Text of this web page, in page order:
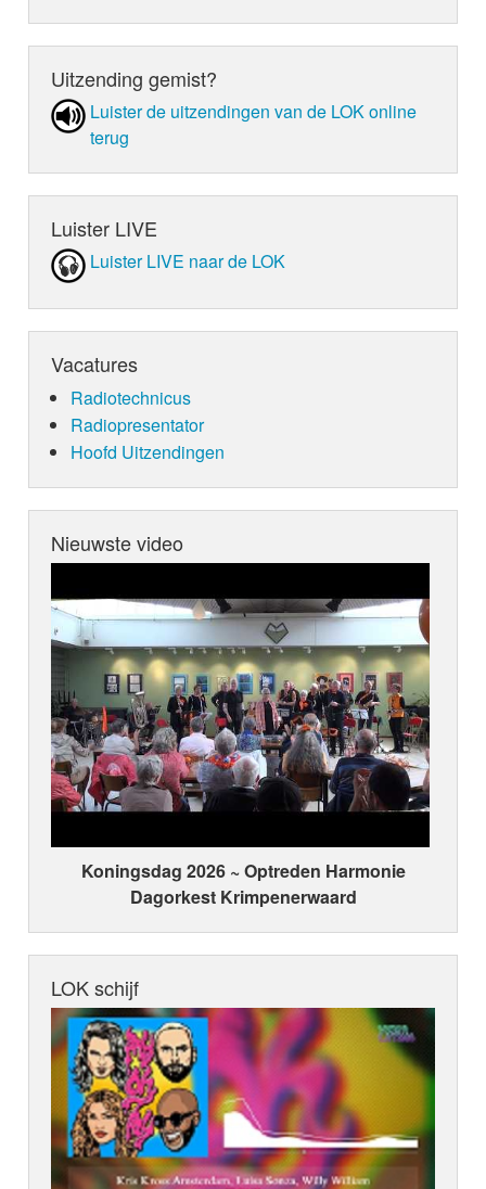
Uitzending gemist?
Luister de uit­zen­din­gen van de LOK online
terug
Luister LIVE
Luister LIVE naar de LOK
Vacatures
Radiotechnicus
Radiopresentator
Hoofd Uitzendingen
Nieuwste video
Koningsdag 2026 ~ Optreden Harmonie
Dagorkest Krimpenerwaard
LOK schijf